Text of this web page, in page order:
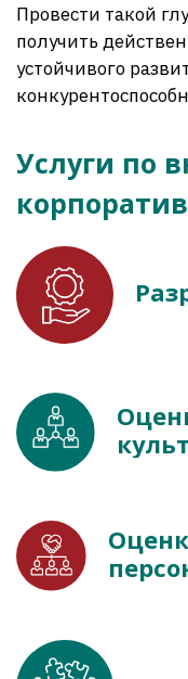
Провести такой
получить
устойчивого
Услуги по